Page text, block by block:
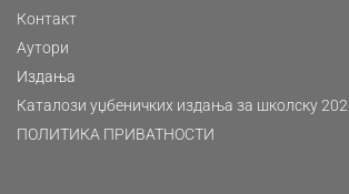
Контакт
Аутори
Издања
Каталози уџбеничких издања за школску
ПОЛИТИКА ПРИВАТНОСТИ